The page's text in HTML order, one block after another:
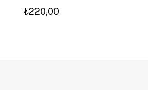
₺220,00